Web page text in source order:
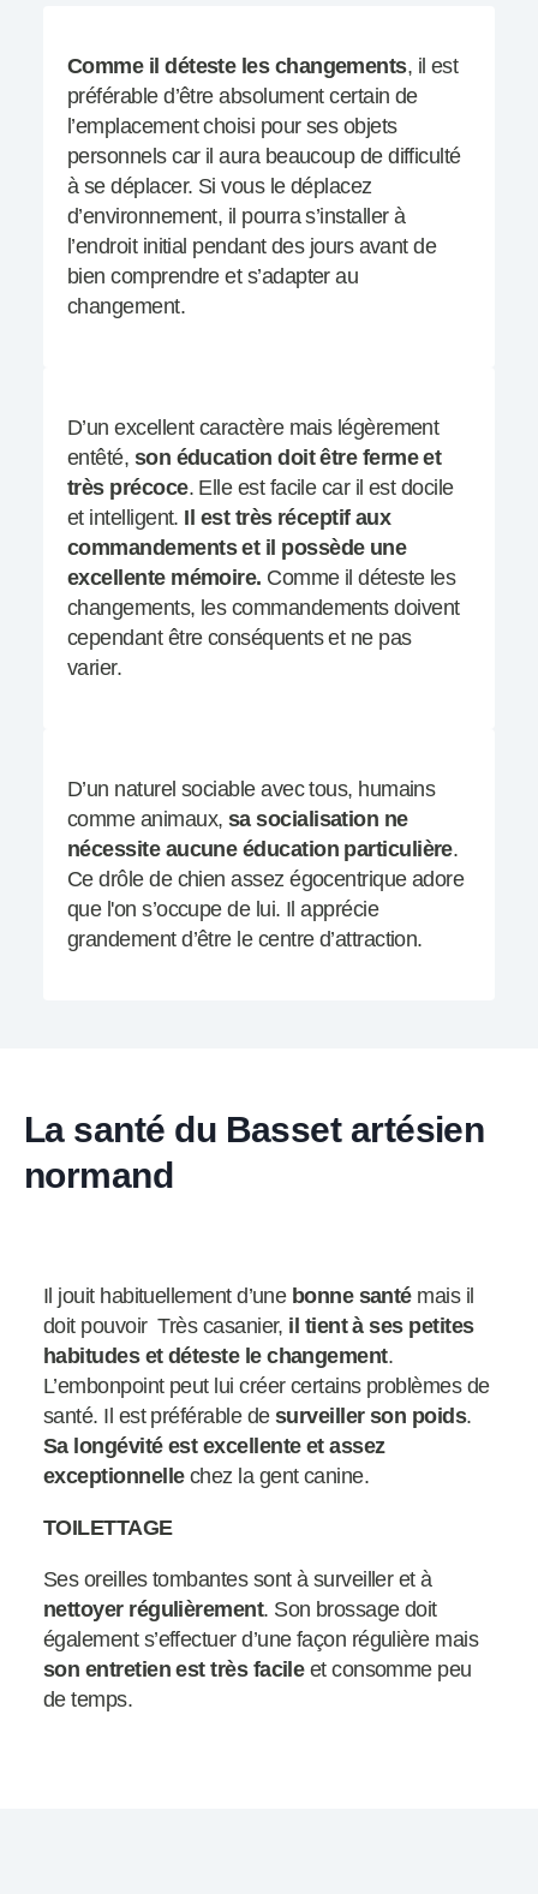
Comme il déteste les changements, il est
préférable d’être absolument certain de
l’emplacement choisi pour ses objets
personnels car il aura beaucoup de difficulté
à se déplacer. Si vous le déplacez
d’environnement, il pourra s’installer à
l’endroit initial pendant des jours avant de
bien comprendre et s’adapter au
changement.
D’un excellent caractère mais légèrement
entêté, son éducation doit être ferme et
très précoce. Elle est facile car il est docile
et intelligent. Il est très réceptif aux
commandements et il possède une
excellente mémoire. Comme il déteste les
changements, les commandements doivent
cependant être conséquents et ne pas
varier.
D’un naturel sociable avec tous, humains
comme animaux, sa socialisation ne
nécessite aucune éducation particulière.
Ce drôle de chien assez égocentrique adore
que l'on s’occupe de lui. Il apprécie
grandement d’être le centre d’attraction.
La santé du Basset artésien
normand
Il jouit habituellement d’une bonne santémais il
doit pouvoir Très casanier, il tient à ses petites
habitudes et déteste le changement.
L’embonpoint peut lui créer certains problèmes de
santé. Il est préférable de surveiller son poids.
Sa longévité est excellente et assez
exceptionnellechez la gent canine.
TOILETTAGE
Ses oreilles tombantes sont à surveiller et à
nettoyer régulièrement. Son brossage doit
également s’effectuer d’une façon régulière mais
son entretien est très facileet consomme peu
de temps.